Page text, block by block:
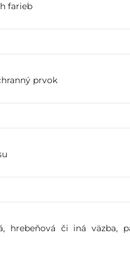
farieb
prvok
hrebeňová či iná väzba,